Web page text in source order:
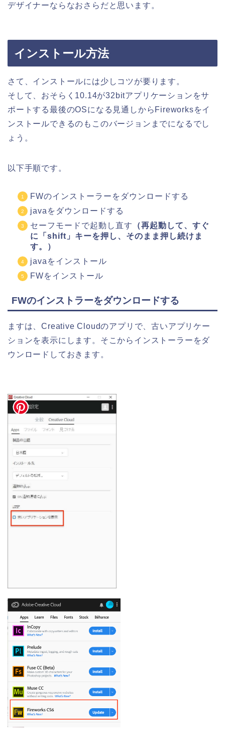
デザイナーならなおさらだと思います。
インストール方法
さて、インストールには少しコツが要ります。
そして、おそらく10.14が32bitアプリケーションをサ
ポートする最後のOSになる見通しからFireworksをイ
ンストールできるのもこのバージョンまでになるでし
ょう。
以下手順です。
FWのインストーラーをダウンロードする
javaをダウンロードする
セーフモードで起動し直す
（再起動して、すぐ
に「shift」キーを押し、そのまま押し続けま
す。）
javaをインストール
FWをインストール
FWのインストラーをダウンロードする
ますは、Creative Cloudのアプリで、古いアプリケー
ションを表示にします。そこからインストーラーをダ
ウンロードしておきます。